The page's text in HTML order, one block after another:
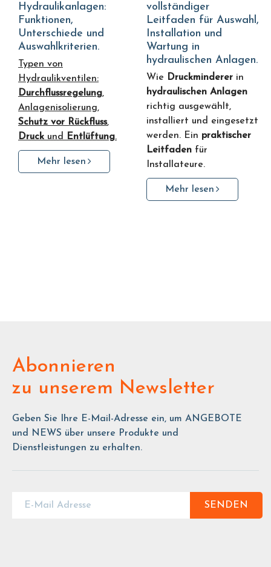
Hydraulikanlagen:
Funktionen,
Unterschiede und
Auswahlkriterien.
Typen von
Hydraulikventilen:
Durchflussregelung,
Anlagenisolierung,
Schutz vor Rückfluss,
Druck und Entlüftung.
Mehr lesen
vollständiger
Leitfaden für Auswahl,
Installation und
Wartung in
hydraulischen Anlagen.
Wie Druckminderer in
hydraulischen Anlagen
richtig ausgewählt,
installiert und eingesetzt
werden. Ein praktischer
Leitfaden für
Installateure.
Mehr lesen
Abonnieren
zu unserem Newsletter
Geben Sie Ihre E-Mail-Adresse ein, um ANGEBOTE
und NEWS über unsere Produkte und
Dienstleistungen zu erhalten.
SENDEN